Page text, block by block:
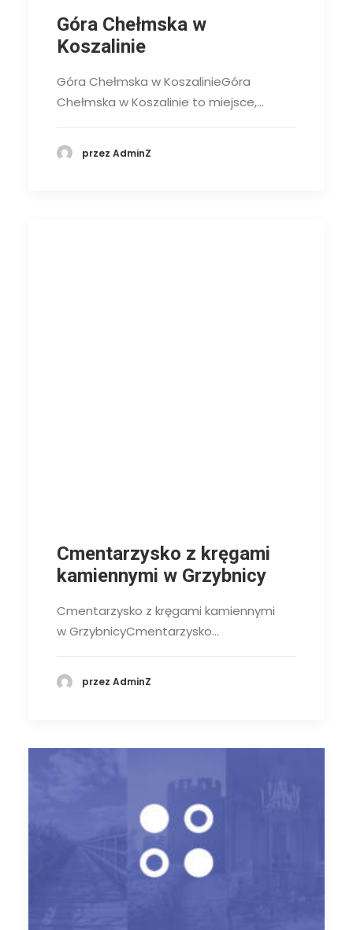
Góra Chełmska w
Koszalinie
Góra Chełmska w KoszalinieGóra
Chełmska w Koszalinie to miejsce,…
przez AdminZ
Cmentarzysko z kręgami
kamiennymi w Grzybnicy
Cmentarzysko z kręgami kamiennymi
w GrzybnicyCmentarzysko…
przez AdminZ